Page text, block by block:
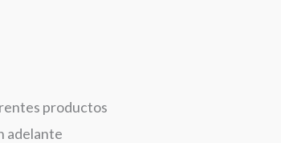
productos
adelante